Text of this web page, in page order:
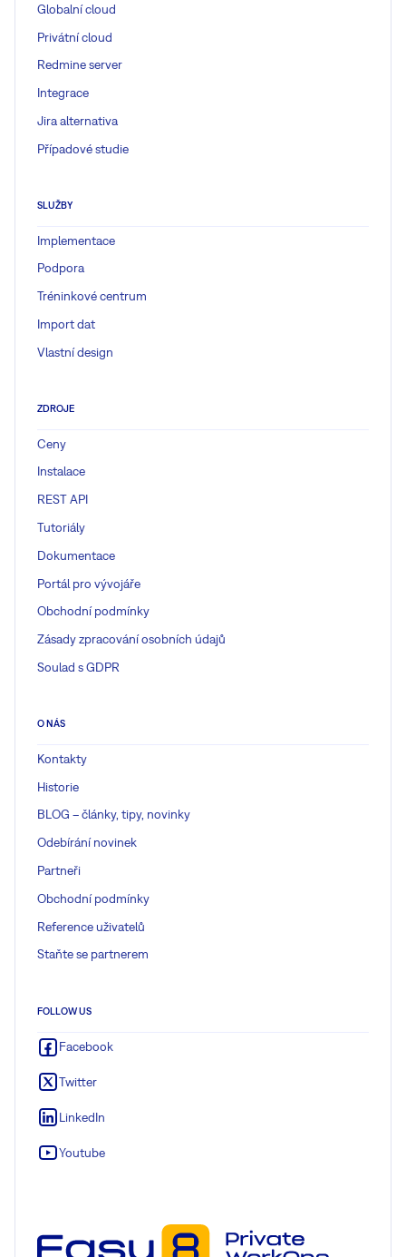
Globalní cloud
Privátní cloud
Redmine server
Integrace
Jira alternativa
Případové studie
SLUŽBY
Implementace
Podpora
Tréninkové centrum
Import dat
Vlastní design
ZDROJE
Ceny
Instalace
REST API
Tutoriály
Dokumentace
Portál pro vývojáře
Obchodní podmínky
Zásady zpracování osobních údajů
Soulad s GDPR
O NÁS
Kontakty
Historie
BLOG – články, tipy, novinky
Odebírání novinek
Partneři
Obchodní podmínky
Reference uživatelů
Staňte se partnerem
FOLLOW US
Facebook
Twitter
LinkedIn
Youtube